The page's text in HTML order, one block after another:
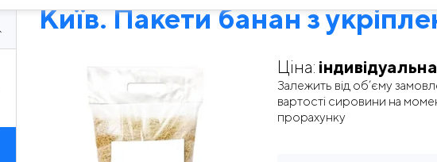
Київ. Пакети банан з
Ціна: індивідуальна
Залежить від об’єму
вартості сировини на
прорахунку